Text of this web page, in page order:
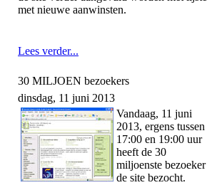
met nieuwe aanwinsten.
Lees verder...
30 MILJOEN bezoekers
dinsdag, 11 juni 2013
Vandaag, 11 juni
2013, ergens tussen
17:00 en 19:00 uur
heeft de 30
miljoenste bezoeker
de site bezocht.